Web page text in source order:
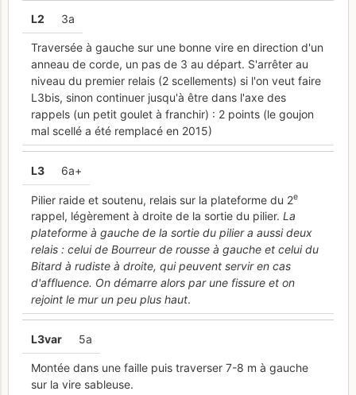
L2 3a
Traversée à gauche sur une bonne vire en direction d'un
anneau de corde, un pas de 3 au départ. S'arrêter au
niveau du premier relais (2 scellements) si l'on veut faire
L3bis, sinon continuer jusqu'à être dans l'axe des
rappels (un petit goulet à franchir) : 2 points (le goujon
mal scellé a été remplacé en 2015)
L3 6a+
Pilier raide et soutenu, relais sur la plateforme du 2e
rappel, légèrement à droite de la sortie du pilier. La
plateforme à gauche de la sortie du pilier a aussi deux
relais : celui de Bourreur de rousse à gauche et celui du
Bitard à rudiste à droite, qui peuvent servir en cas
d'affluence. On démarre alors par une fissure et on
rejoint le mur un peu plus haut.
L3var 5a
Montée dans une faille puis traverser 7-8 m à gauche
sur la vire sableuse.